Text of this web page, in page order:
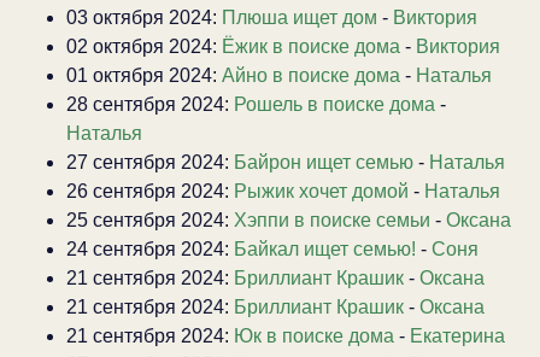
03 октября 2024: Плюша ищет дом - Виктория
02 октября 2024: Ёжик в поиске дома - Виктория
01 октября 2024: Айно в поиске дома - Наталья
28 сентября 2024: Рошель в поиске дома -
Наталья
27 сентября 2024: Байрон ищет семью - Наталья
26 сентября 2024: Рыжик хочет домой - Наталья
25 сентября 2024: Хэппи в поиске семьи - Оксана
24 сентября 2024: Байкал ищет семью! - Соня
21 сентября 2024: Бриллиант Крашик - Оксана
21 сентября 2024: Бриллиант Крашик - Оксана
21 сентября 2024: Юк в поиске дома - Екатерина